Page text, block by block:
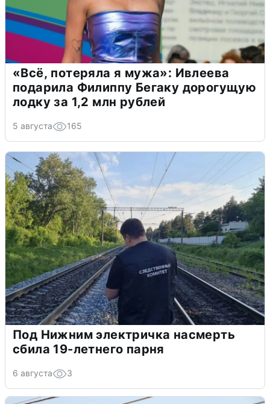
«Всё, потеряла я мужа»: Ивлеева
подарила Филиппу Бегаку дорогущую
лодку за 1,2 млн рублей
5 августа 165
Под Нижним электричка насмерть
сбила 19-летнего парня
6 августа 3